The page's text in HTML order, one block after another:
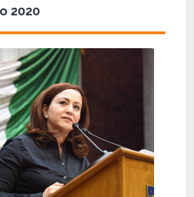
2020